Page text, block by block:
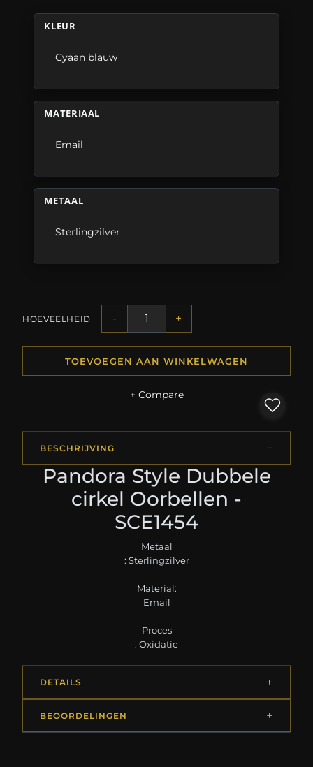
KLEUR
Cyaan blauw
MATERIAAL
Email
METAAL
Sterlingzilver
HOEVEELHEID - +
TOEVOEGEN AAN WINKELWAGEN
+ Compare
BESCHRIJVING
Pandora Style Dubbele
cirkel Oorbellen -
SCE1454
Metaal
: Sterlingzilver
Material:
Email
Proces
: Oxidatie
DETAILS
BEOORDELINGEN